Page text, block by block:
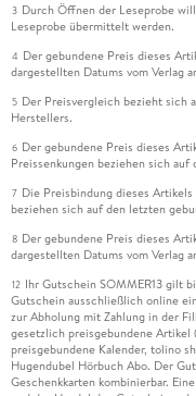
3 Durch Öffnen der Leseprobe
Leseprobe übermittelt werden.
4 Der gebundene Preis dieses
dargestellten Datums vom Verlag
5 Der Preisvergleich bezieht sich
Herstellers.
6 Der gebundene Preis dieses
Preissenkungen beziehen sich auf
7 Die Preisbindung dieses
beziehen sich auf den letzten
8 Der gebundene Preis dieses
dargestellten Datums vom Verlag
12 Ihr Gutschein SOMMER13 gilt
Gutschein ausschließlich online
zur Abholung mit Zahlung in der
gesetzlich preisgebundene Artikel
preisgebundene Kalender, tolino
Hugendubel Hörbuch Abo. Der
Geschenkkarten kombinierbar.